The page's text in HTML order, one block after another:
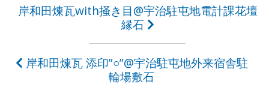
投
ナ
岸和田煉瓦with掻き目@宇治駐屯地電計課花壇
縁石
岸和田煉瓦 添印”○”@宇治駐屯地外来宿舎駐
輪場敷石